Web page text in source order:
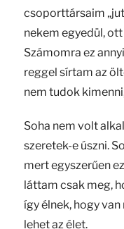
csoporttársaim
nekem egyedül,
Számomra ez
reggel sírtam az
nem tudok
Soha nem volt
szeretek-e úszni.
mert egyszerűen
láttam csak meg,
így élnek, hogy
lehet az élet.